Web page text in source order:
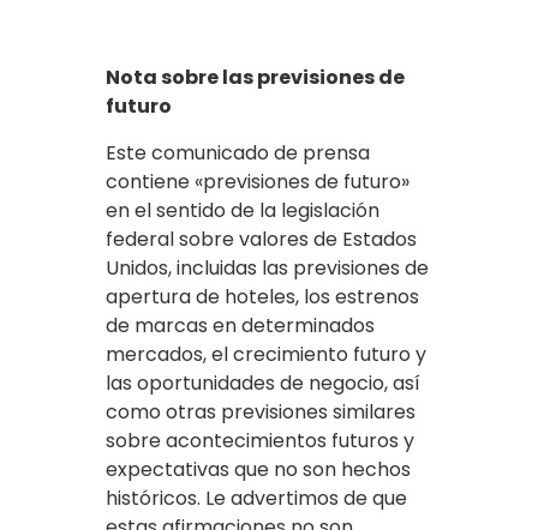
Nota sobre las previsiones de
futuro
Este comunicado de prensa
contiene «previsiones de futuro»
en el sentido de la legislación
federal sobre valores de Estados
Unidos, incluidas las previsiones de
apertura de hoteles, los estrenos
de marcas en determinados
mercados, el crecimiento futuro y
las oportunidades de negocio, así
como otras previsiones similares
sobre acontecimientos futuros y
expectativas que no son hechos
históricos. Le advertimos de que